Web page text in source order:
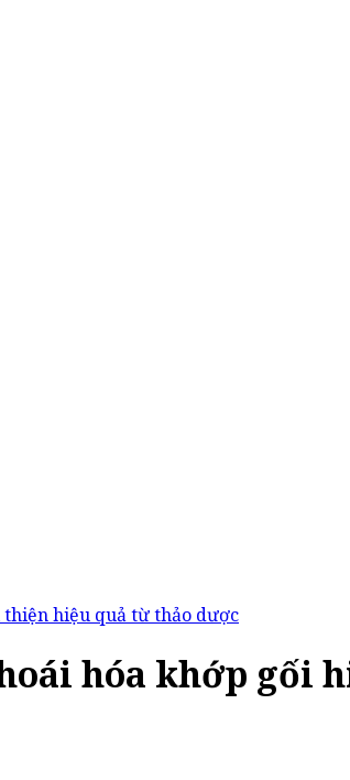
thiện hiệu quả từ thảo dược
hóa khớp gối